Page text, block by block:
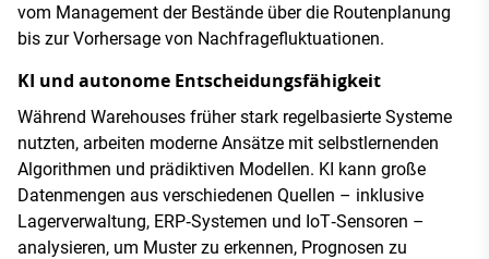
vom Management der Bestände über die Routenplanung
bis zur Vorhersage von Nachfragefluktuationen.
KI und autonome Entscheidungsfähigkeit
Während Warehouses früher stark regelbasierte Systeme
nutzten, arbeiten moderne Ansätze mit selbstlernenden
Algorithmen und prädiktiven Modellen. KI kann große
Datenmengen aus verschiedenen Quellen – inklusive
Lagerverwaltung, ERP‑Systemen und IoT‑Sensoren –
analysieren, um Muster zu erkennen, Prognosen zu